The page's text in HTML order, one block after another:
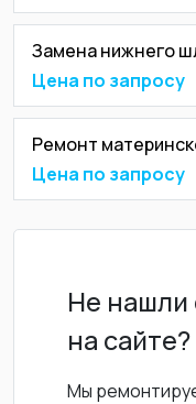
Замена нижнего
Цена по запросу
Ремонт
Цена по запросу
Не нашли
на сайте?
Мы